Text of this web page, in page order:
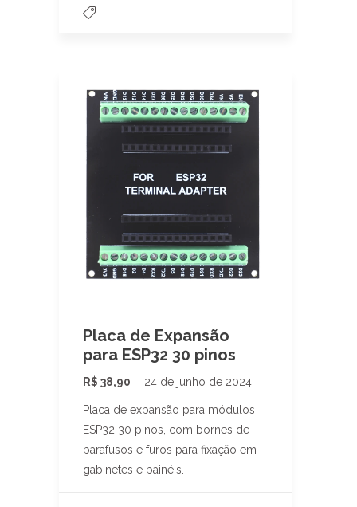
Placa de Expansão
para ESP32 30 pinos
R$ 38,90 24 de junho de 2024
Placa de expansão para módulos
ESP32 30 pinos, com bornes de
parafusos e furos para fixação em
gabinetes e painéis.